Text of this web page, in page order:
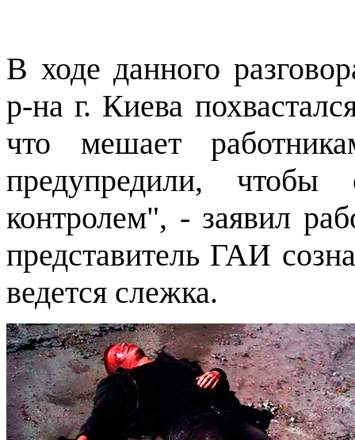
В ходе данного
р-на г. Киева
что мешает
предупредили,
контролем", - заявил
представитель ГАИ
ведется слежка.